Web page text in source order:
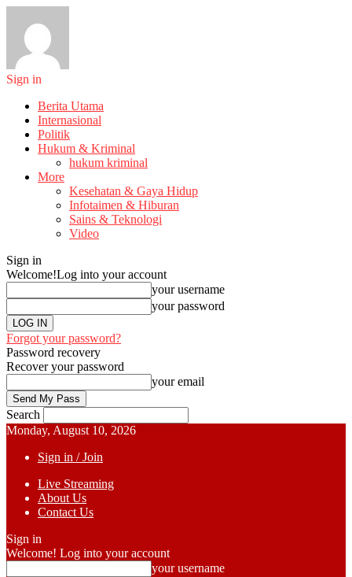
Sign in
Berita Utama
Internasional
Politik
Hukum & Kriminal
hukum kriminal
More
Kesehatan & Gaya Hidup
Infotaimen & Hiburan
Sains & Teknologi
Video
Sign in
Welcome!Log into your account
your username
your password
Forgot your password?
Password recovery
Recover your password
your email
Search
Monday, August 10, 2026
Sign in / Join
Live Streaming
About Us
Contact Us
Sign in
Welcome! Log into your account
your username